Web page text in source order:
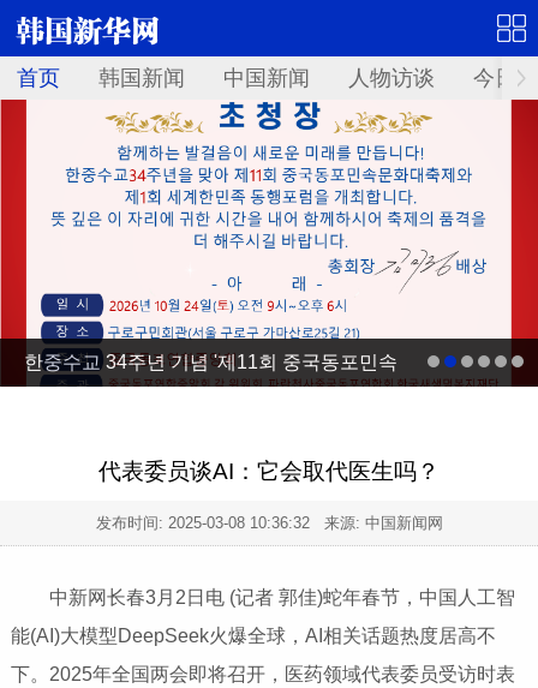
首页 韩国新闻 中国新闻 人物访谈 今日
한중수교 34주년 기념 '제11회 중국동포민속
代表委员谈AI：它会取代医生吗？
发布时间: 2025-03-08 10:36:32来源: 中国新闻网
中新网长春3月2日电 (记者 郭佳)蛇年春节，中国人工智
能(AI)大模型DeepSeek火爆全球，AI相关话题热度居高不
下。2025年全国两会即将召开，医药领域代表委员受访时表